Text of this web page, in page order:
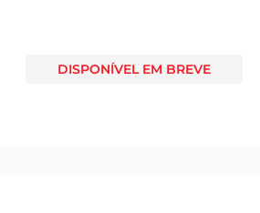
DISPONÍVEL EM BREVE